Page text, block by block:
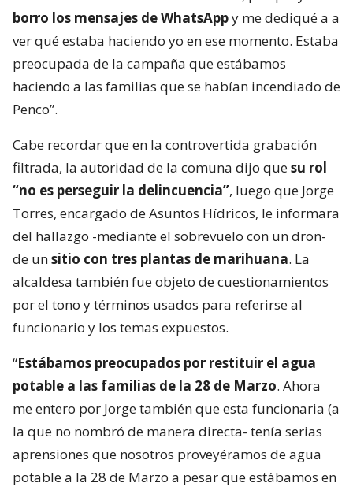
borro los mensajes de WhatsAppy me dediqué a a
ver qué estaba haciendo yo en ese momento. Estaba
preocupada de la campaña que estábamos
haciendo a las familias que se habían incendiado de
Penco”.
Cabe recordar que en la controvertida grabación
filtrada, la autoridad de la comuna dijo quesu rol
“no es perseguir la delincuencia”, luego que Jorge
Torres, encargado de Asuntos Hídricos, le informara
del hallazgo -mediante el sobrevuelo con un dron-
de unsitio con tres plantas de marihuana. La
alcaldesa también fue objeto de cuestionamientos
por el tono y términos usados para referirse al
funcionario y los temas expuestos.
“Estábamos preocupados por restituir el agua
potable a las familias de la 28 de Marzo. Ahora
me entero por Jorge también que esta funcionaria (a
la que no nombró de manera directa- tenía serias
aprensiones que nosotros proveyéramos de agua
potable a la 28 de Marzo a pesar que estábamos en